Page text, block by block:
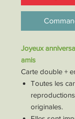
Joyeux
amis
Carte double +
Toutes les
originales.